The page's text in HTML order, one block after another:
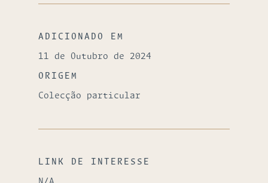
ADICIONADO EM
11 de Outubro de 2024
ORIGEM
Colecção particular
LINK DE INTERESSE